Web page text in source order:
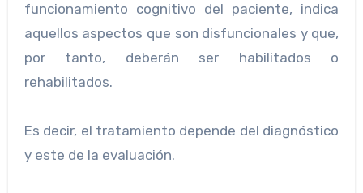
funcionamiento cognitivo del paciente, indica
aquellos aspectos que son disfuncionales y que,
por tanto, deberán ser habilitados o
rehabilitados.
Es decir, el tratamiento depende del diagnóstico
y este de la evaluación.